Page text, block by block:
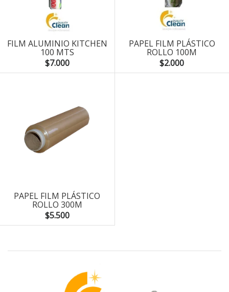
FILM ALUMINIO KITCHEN
100 MTS
$7.000
PAPEL FILM PLÁSTICO
ROLLO 100M
$2.000
PAPEL FILM PLÁSTICO
ROLLO 300M
$5.500